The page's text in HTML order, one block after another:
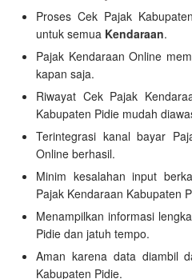
Proses Cek Pajak
untuk semua Kendaraan.
Pajak Kendaraan Online
kapan saja.
Riwayat Cek Pajak
Kabupaten Pidie mudah
Terintegrasi kanal bayar
Online berhasil.
Minim kesalahan input
Pajak Kendaraan Kabupaten
Menampilkan informasi
Pidie dan jatuh tempo.
Aman karena data diambil
Kabupaten Pidie.